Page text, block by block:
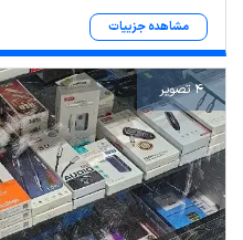
مشاهده جزییات
4 تصویر